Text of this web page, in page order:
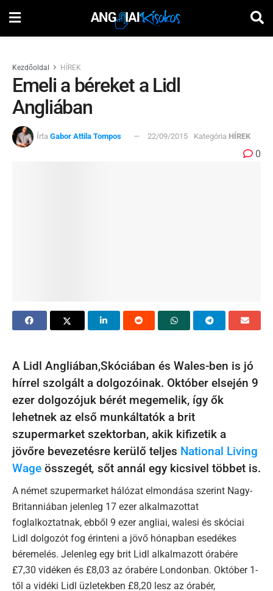
Kezdőoldal HÍREK
Emeli a béreket a Lidl
Angliában
Írta Gabor Attila Tompos 22/09/2015 Kategória HÍREK
0
A Lidl Angliában,Skóciában és Wales-ben is jó
hírrel szolgált a dolgozóinak. Október elsején 9
ezer dolgozójuk bérét megemelik, így ők
lehetnek az első munkáltatók a brit
szupermarket szektorban, akik kifizetik a
jövőre bevezetésre kerülő teljes National Living
Wage összegét, sőt annál egy kicsivel többet is.
A német szupermarket hálózat elmondása szerint Nagy-
Britanniában jelenleg 17 ezer alkalmazottat
foglalkoztatnak, ebből 9 ezer angliai, walesi és skóciai
Lidl dolgozót fog érinteni a jövő hónapban esedékes
béremelés. Jelenleg egy brit Lidl alkalmazott órabére
£7,30 vidéken és £8,03 az órabére Londonban. Október 1-
től a vidéki Lidl üzletekben £8,20 lesz az órabér,